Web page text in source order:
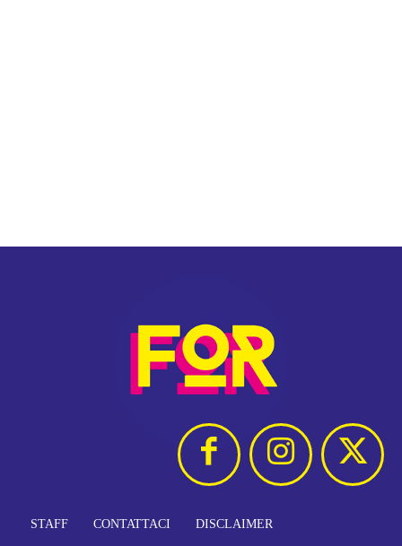
STAFF CONTATTACI DISCLAIMER